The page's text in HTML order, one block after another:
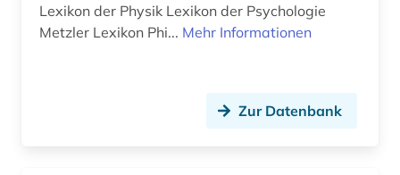
Lexikon der Physik Lexikon der Psychologie
Metzler Lexikon Phi... Mehr Informationen
Zur Datenbank